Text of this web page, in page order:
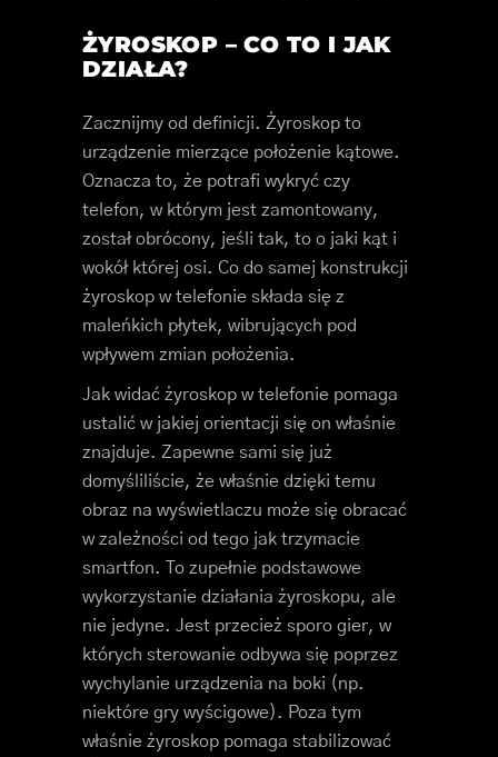
ŻYROSKOP – CO TO I JAK
DZIAŁA?
Zacznijmy od definicji. Żyroskop to
urządzenie mierzące położenie kątowe.
Oznacza to, że potrafi wykryć czy
telefon, w którym jest zamontowany,
został obrócony, jeśli tak, to o jaki kąt i
wokół której osi. Co do samej konstrukcji
żyroskop w telefonie składa się z
maleńkich płytek, wibrujących pod
wpływem zmian położenia.
Jak widać żyroskop w telefonie pomaga
ustalić w jakiej orientacji się on właśnie
znajduje. Zapewne sami się już
domyśliliście, że właśnie dzięki temu
obraz na wyświetlaczu może się obracać
w zależności od tego jak trzymacie
smartfon. To zupełnie podstawowe
wykorzystanie działania żyroskopu, ale
nie jedyne. Jest przecież sporo gier, w
których sterowanie odbywa się poprzez
wychylanie urządzenia na boki (np.
niektóre gry wyścigowe). Poza tym
właśnie żyroskop pomaga stabilizować